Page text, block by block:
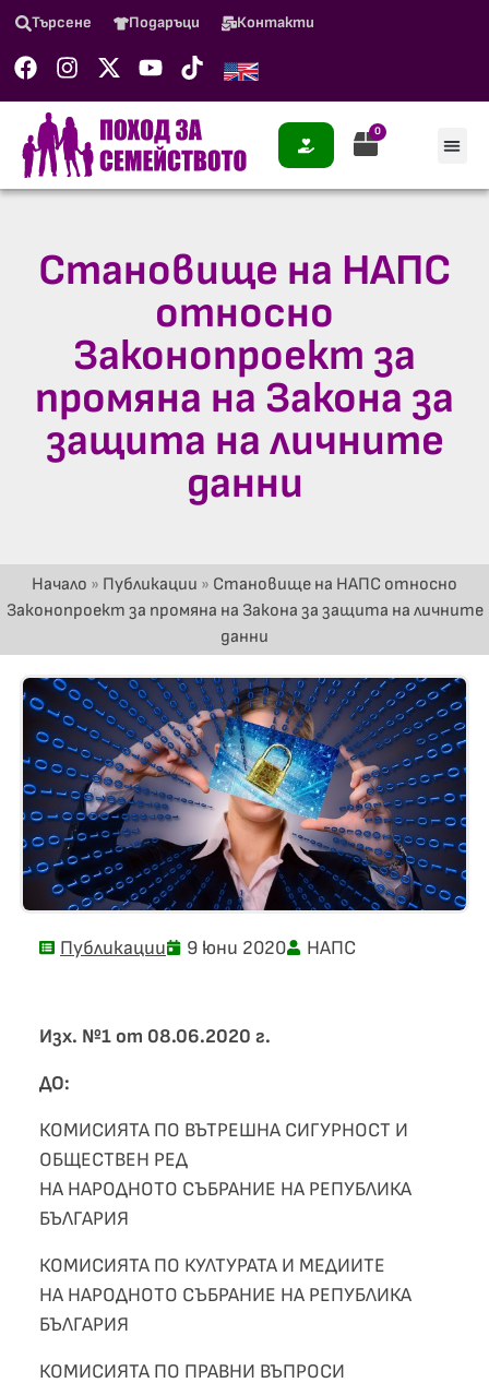
Търсене Подаръци Контакти
0
Становище на НАПС
относно
Законопроект за
промяна на Закона за
защита на личните
данни
Начало » Публикации » Становище на НАПС относно
Законопроект за промяна на Закона за защита на личните
данни
Публикации 9 юни 2020 НАПС
Изх. №1 от 08.06.2020 г.
ДО:
КОМИСИЯТА ПО ВЪТРЕШНА СИГУРНОСТ И
ОБЩЕСТВЕН РЕД
НА НАРОДНОТО СЪБРАНИЕ НА РЕПУБЛИКА
БЪЛГАРИЯ
КОМИСИЯТА ПО КУЛТУРАТА И МЕДИИТЕ
НА НАРОДНОТО СЪБРАНИЕ НА РЕПУБЛИКА
БЪЛГАРИЯ
КОМИСИЯТА ПО ПРАВНИ ВЪПРОСИ